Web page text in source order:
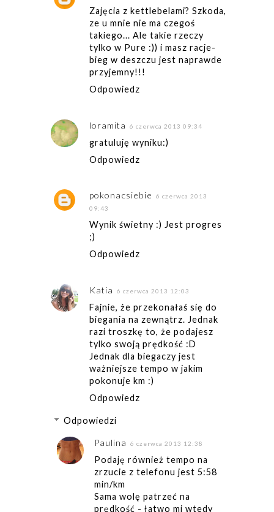
Zajęcia z kettlebelami? Szkoda,
ze u mnie nie ma czegoś
takiego... Ale takie rzeczy
tylko w Pure :)) i masz racje-
bieg w deszczu jest naprawde
przyjemny!!!
Odpowiedz
loramita 6 czerwca 2013 09:34
gratuluję wyniku:)
Odpowiedz
pokonacsiebie
6 czerwca 2013
09:43
Wynik świetny :) Jest progres
;)
Odpowiedz
Katia 6 czerwca 2013 12:03
Fajnie, że przekonałaś się do
biegania na zewnątrz. Jednak
razi troszkę to, że podajesz
tylko swoją prędkość :D
Jednak dla biegaczy jest
ważniejsze tempo w jakim
pokonuje km :)
Odpowiedz
Odpowiedzi
Paulina 6 czerwca 2013 12:38
Podaję również tempo na
zrzucie z telefonu jest 5:58
min/km
Sama wolę patrzeć na
prędkość - łatwo mi wtedy